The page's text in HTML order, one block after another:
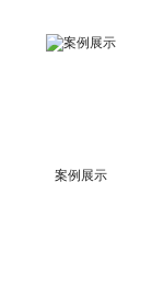
案例展示